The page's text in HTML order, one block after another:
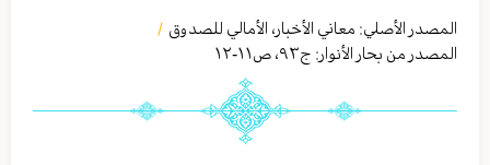
المصدر الأصلي: معاني الأخبار، الأمالي للصدوق /
المصدر من بحار الأنوار: ج٩٣، ص١١-١٢